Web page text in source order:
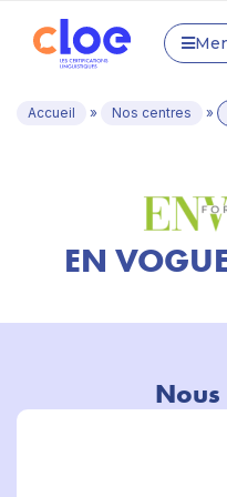
Accueil » Nos centres »
EN